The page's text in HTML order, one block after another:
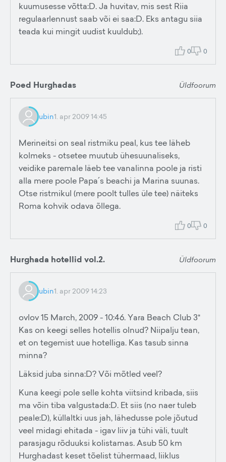
kuumusesse võtta:D. Ja huvitav, mis sest Riia
regulaarlennust saab või ei saa:D. Eks antagu siia
teada kui mingit uudist kuuldub;).
0 0
Poed Hurghadas Üldfoorum
ubin1. apr 2009 14:45
Merineitsi on seal ristmiku peal, kus tee läheb
kolmeks - otsetee muutub ühesuunaliseks,
veidike paremale läeb tee vanalinna poole ja risti
alla mere poole Papa´s beachi ja Marina suunas.
Otse ristmikul (mere poolt tulles üle tee) näiteks
Roma kohvik odava õllega.
0 0
Hurghada hotellid vol.2. Üldfoorum
ubin1. apr 2009 14:23
ovlov 15 March, 2009 - 10:46. Yara Beach Club 3*
Kas on keegi selles hotellis olnud? Niipalju tean,
et on tegemist uue hotelliga. Kas tasub sinna
minna?
Läksid juba sinna:D? Või mõtled veel?
Kuna keegi pole selle kohta viitsind kribada, siis
ma võin tiba valgustada:D. Et siis (no naer tuleb
peale:D), küllaltki uus jah, lähedusse pole jõutud
veel midagi ehitada - igav liiv ja tühi väli, tuult
parasjagu rõduuksi kolistamas. Asub 50 km
Hurghadast keset tõelist tühermaad, liiklus